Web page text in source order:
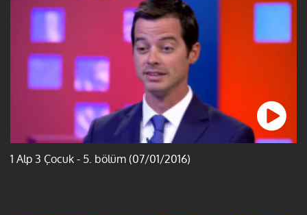
1 Alp 3 Çocuk - 5. bölüm (07/01/2016)